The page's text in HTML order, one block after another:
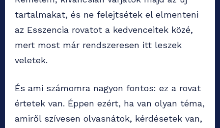
tartalmakat, és ne felejtsétek el elmenteni
az Esszencia rovatot a kedvenceitek közé,
mert most már rendszeresen itt leszek
veletek.
És ami számomra nagyon fontos: ez a rovat
értetek van. Éppen ezért, ha van olyan téma,
amiről szívesen olvasnátok, kérdésetek van,